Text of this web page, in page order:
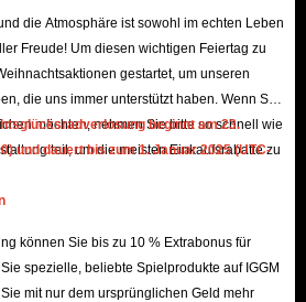
Missionen zu erfüllen und
sie schwierigere Dungeons herausfordern.
Bosse in „Raid“ jagen und sich in „Spire of
Feinde verteidigen. Wettbewerbsfähige
:Crusade of Glory: werden ebenfalls bei
sein, wobei der „Guild War“-Inhalt durch
von Undecember Ruby zusammenfassen.
die Atmosphäre ist sowohl im echten Leben
Freude! Um diesen wichtigen Feiertag zu
gestartet, um unseren
die uns immer unterstützt haben. Wenn Sie
möchten, nehmen Sie bitte so schnell wie
teil, um die meisten Einkaufsrabatte zu
beginnt am 23.
und dauert bis zum 1. Januar 2025 (UTC-
können Sie bis zu 10 % Extrabonus für
spezielle, beliebte Spielprodukte auf IGGM
mit nur dem ursprünglichen Geld mehr